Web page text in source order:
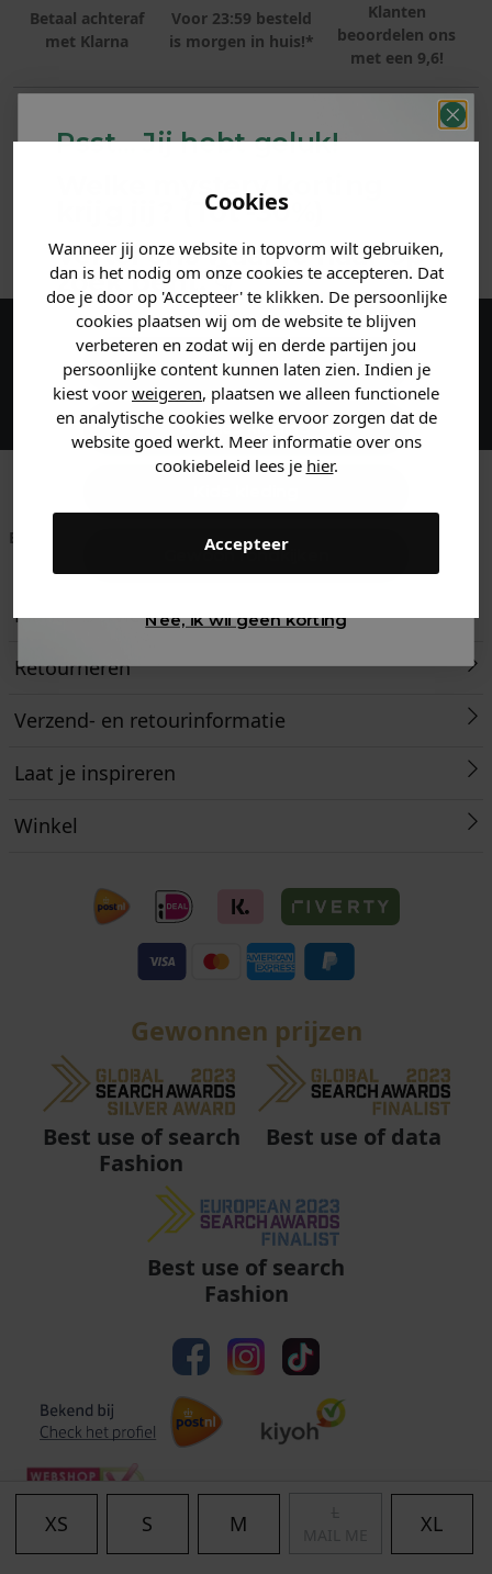
Cookies
Wanneer jij onze website in topvorm wilt gebruiken,
dan is het nodig om onze cookies te accepteren. Dat
doe je door op 'Accepteer' te klikken. De persoonlijke
cookies plaatsen wij om de website te blijven
verbeteren en zodat wij en derde partijen jou
persoonlijke content kunnen laten zien. Indien je
kiest voor weigeren, plaatsen we alleen functionele
en analytische cookies welke ervoor zorgen dat de
website goed werkt. Meer informatie over ons
cookiebeleid lees je hier.
Accepteer
XS S M XL
Betaal achteraf
met Klarna
Voor 23:59 besteld
is morgen in huis!*
Klanten
beoordelen ons
met een 9,6!
Maak een account aan en ontvang 5%
korting op je eerste bestelling!
Betaal achteraf met
Voor 23:59 besteld
is morgen in huis!*
Klantenservice
Retourneren
Verzend- en retourinformatie
Laat je inspireren
Winkel
Gewonnen prijzen
Best use of search
Fashion
Best use of data
Best use of search
Fashion
Algemene voorwaarden |
Cookies
Psst... Jij hebt geluk!
Welke mystery
krijg jij? (Tot-30%
Vertel ons waar je naar op
zoek bent. 👇
Heren kleding
Dames kleding
Gewoon rondkijken
Nee, ik wil geen korting